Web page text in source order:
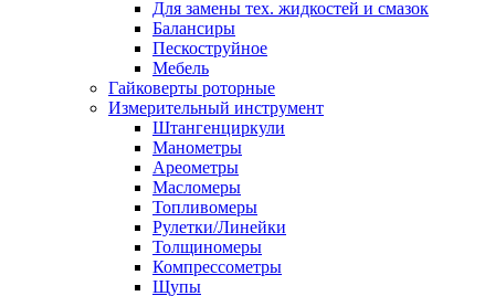
Для замены тех. жидкостей и смазок
Балансиры
Пескоструйное
Мебель
Гайковерты роторные
Измерительный инструмент
Штангенциркули
Манометры
Ареометры
Масломеры
Топливомеры
Рулетки/Линейки
Толщиномеры
Компрессометры
Щупы